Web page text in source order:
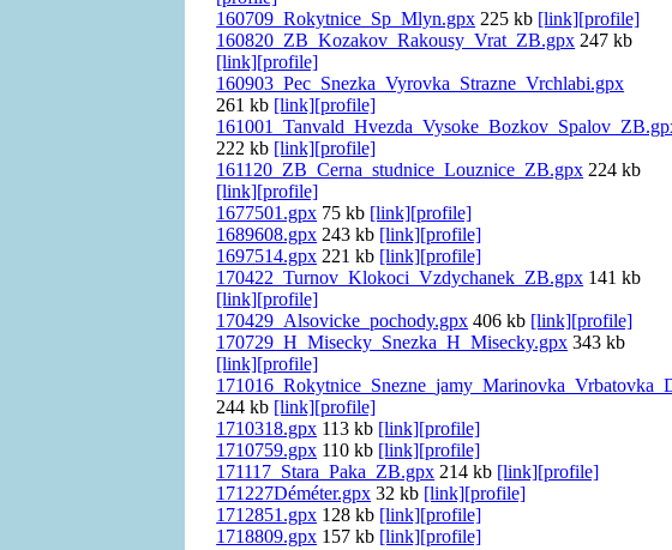
160709_Rokytnice_Sp_Mlyn.gpx 225 kb [link][profile]
160820_ZB_Kozakov_Rakousy_Vrat_ZB.gpx 247 kb
[link][profile]
160903_Pec_Snezka_Vyrovka_Strazne_Vrchlabi.gpx
261 kb [link][profile]
222 kb [link][profile]
161120_ZB_Cerna_studnice_Louznice_ZB.gpx 224 kb
[link][profile]
1677501.gpx 75 kb [link][profile]
1689608.gpx 243 kb [link][profile]
1697514.gpx 221 kb [link][profile]
170422_Turnov_Klokoci_Vzdychanek_ZB.gpx 141 kb
[link][profile]
170429_Alsovicke_pochody.gpx 406 kb [link][profile]
170729_H_Misecky_Snezka_H_Misecky.gpx 343 kb
[link][profile]
244 kb [link][profile]
1710318.gpx 113 kb [link][profile]
1710759.gpx 110 kb [link][profile]
171117_Stara_Paka_ZB.gpx 214 kb [link][profile]
171227Déméter.gpx 32 kb [link][profile]
1712851.gpx 128 kb [link][profile]
1718809.gpx 157 kb [link][profile]